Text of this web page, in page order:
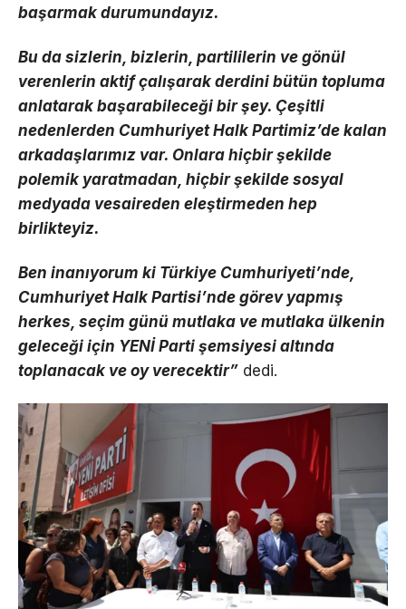
başarmak durumundayız.
Bu da sizlerin, bizlerin, partililerin ve gönül
verenlerin aktif çalışarak derdini bütün topluma
anlatarak başarabileceği bir şey. Çeşitli
nedenlerden Cumhuriyet Halk Partimiz’de kalan
arkadaşlarımız var. Onlara hiçbir şekilde
polemik yaratmadan, hiçbir şekilde sosyal
medyada vesaireden eleştirmeden hep
birlikteyiz.
Ben inanıyorum ki Türkiye Cumhuriyeti’nde,
Cumhuriyet Halk Partisi’nde görev yapmış
herkes, seçim günü mutlaka ve mutlaka ülkenin
geleceği için YENİ Parti şemsiyesi altında
toplanacak ve oy verecektir” dedi.